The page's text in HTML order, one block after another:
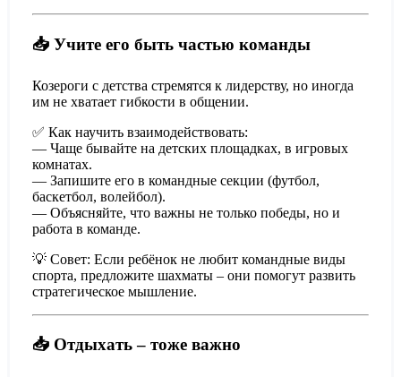
📥 Учите его быть частью команды
Козероги с детства стремятся к лидерству, но иногда
им не хватает гибкости в общении.
✅ Как научить взаимодействовать:
— Чаще бывайте на детских площадках, в игровых
комнатах.
— Запишите его в командные секции (футбол,
баскетбол, волейбол).
— Объясняйте, что важны не только победы, но и
работа в команде.
💡 Совет: Если ребёнок не любит командные виды
спорта, предложите шахматы – они помогут развить
стратегическое мышление.
📥 Отдыхать – тоже важно